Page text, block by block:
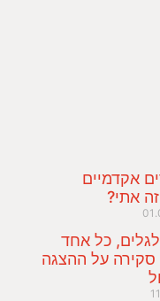
אקדמיים
אתי?
כל אחד
סקירה על ההצגה